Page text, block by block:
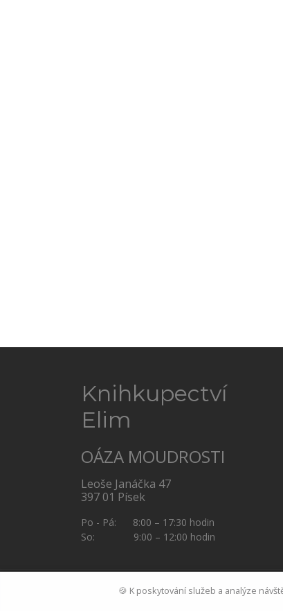
Knihkupectví
Elim
OÁZA MOUDROSTI
Leoše Janáčka 47
397 01 Písek
Po - Pá: 8:00 – 17:30 hodin
So: 9:00 – 12:00 hodin
🍪 K poskytování služeb a analýze